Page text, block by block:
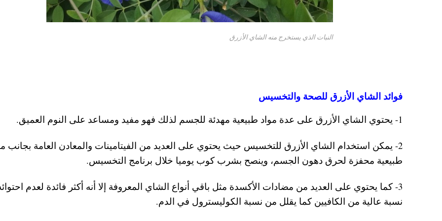
النبات الذي يستخرج منه الشاي الأزرق
فوائد الشاي الأزرق للصحة والتخسيس
1- يحتوي الشاي الأزرق على عدة مواد طبيعية مهدئة للجسم لذلك فهو مفيد ومساعد على النوم العميق.
2- يمكن استخدام الشاي الأزرق للتخسيس حيث يحتوي على العديد من الفيتامينات والمعادن العامة بجانب
طبيعية محفزة لحرق دهون الجسم، وينصح بشرب كوب يوميا خلال برنامج التخسيس.
3- كما يحتوي على العديد من مضادات الأكسدة مثل باقي أنواع الشاي المعروفة إلا أنه أكثر فائدة لعدم
نسبة عالية من الكافيين كما يقلل من نسبة الكوليسترول في الدم.